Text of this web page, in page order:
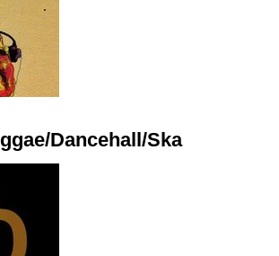
Dancehall/Ska